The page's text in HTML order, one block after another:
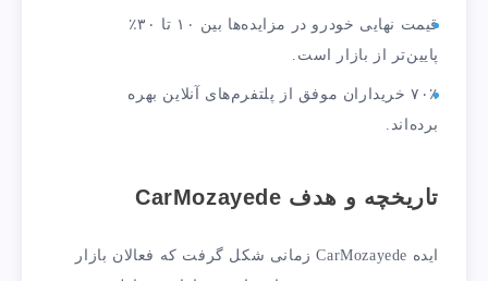
قیمت نهایی خودرو در مزایده‌ها بین ۱۰ تا ۳۰٪
پایین‌تر از بازار است.
۷۰٪ خریداران موفق از پلتفرم‌های آنلاین بهره
برده‌اند.
تاریخچه و هدف CarMozayede
ایده CarMozayede زمانی شکل گرفت که فعالان بازار